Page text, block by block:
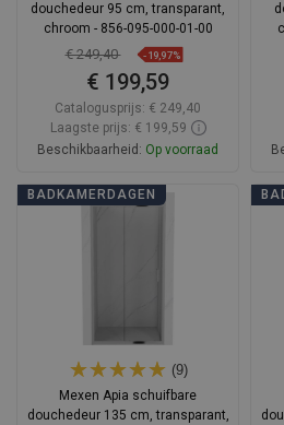
douchedeur 95 cm, transparant,
chroom - 856-095-000-01-00
€ 249,40 -19,97%
€ 199,59
Catalogusprijs: € 249,40
Laagste prijs: € 199,59
Beschikbaarheid: Op voorraad
In winkelwagen
BADKAMERDAGEN
(9)
Mexen Apia schuifbare
douchedeur 135 cm, transparant,